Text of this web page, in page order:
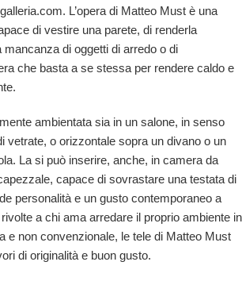
L’opera di Matteo Must è una
di vestire una parete, di renderla
mancanza di oggetti di arredo o di
che basta a se stessa per rendere caldo e
ambientata sia in un salone, in senso
vetrate, o orizzontale sopra un divano o un
La si può inserire, anche, in camera da
capace di sovrastare una testata di
personalità e un gusto contemporaneo a
a chi ama arredare il proprio ambiente in
e non convenzionale, le tele di Matteo Must
di originalità e buon gusto.